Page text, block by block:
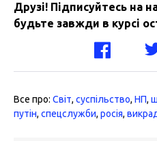
Друзі! Підписуйтесь на
будьте завжди в курсі
Все про: Світ, суспільство, НП,
путін, спецслужби, росія,